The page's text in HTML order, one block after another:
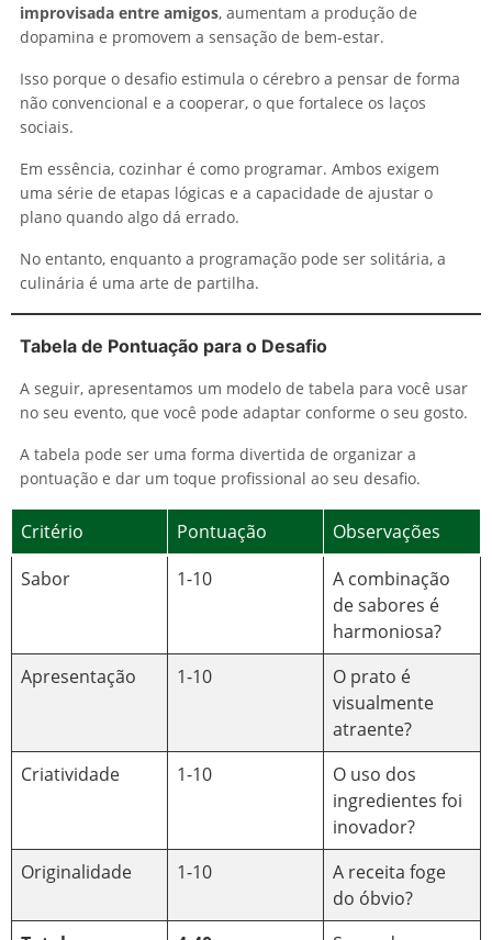
improvisada entre amigos, aumentam a produção de
dopamina e promovem a sensação de bem-estar.
Isso porque o desafio estimula o cérebro a pensar de forma
não convencional e a cooperar, o que fortalece os laços
sociais.
Em essência, cozinhar é como programar. Ambos exigem
uma série de etapas lógicas e a capacidade de ajustar o
plano quando algo dá errado.
No entanto, enquanto a programação pode ser solitária, a
culinária é uma arte de partilha.
Tabela de Pontuação para o Desafio
A seguir, apresentamos um modelo de tabela para você usar
no seu evento, que você pode adaptar conforme o seu gosto.
A tabela pode ser uma forma divertida de organizar a
pontuação e dar um toque profissional ao seu desafio.
Critério Pontuação
Observações
Sabor
1-10
A combinação
de sabores é
harmoniosa?
Apresentação
1-10
O prato é
visualmente
atraente?
Criatividade
1-10
O uso dos
ingredientes foi
inovador?
Originalidade
1-10
A receita foge
do óbvio?